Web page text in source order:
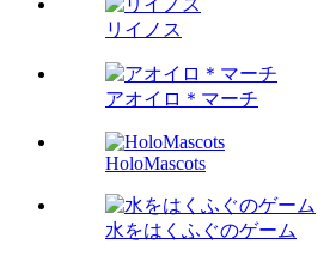
リイノス
アオイロ＊マーチ
HoloMascots
水をはくふぐのゲーム